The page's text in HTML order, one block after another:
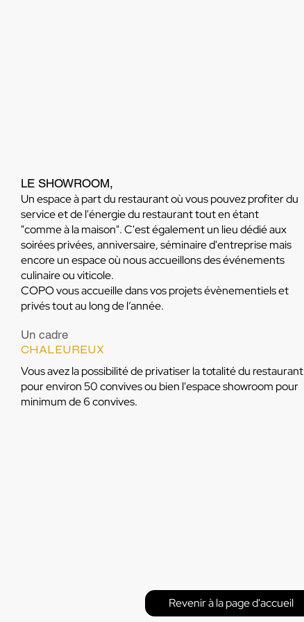
LE SHOWROOM,
Un espace à part du restaurant où vous pouvez profiter du
service et de l'énergie du restaurant tout en étant
"comme à la maison". C'est également un lieu dédié aux
soirées privées, anniversaire, séminaire d'entreprise mais
encore un espace où nous accueillons des événements
culinaire ou viticole.
COPO vousaccueille dans vos projets évènementiels et
privés tout au long de l’année.
Un cadre
CHALEUREUX
Vous avez la possibilité de privatiser la totalité du restaurant
pour environ 50 convives ou bien l'espace showroom pour
minimum de 6 convives.
Revenir à la page d'accueil